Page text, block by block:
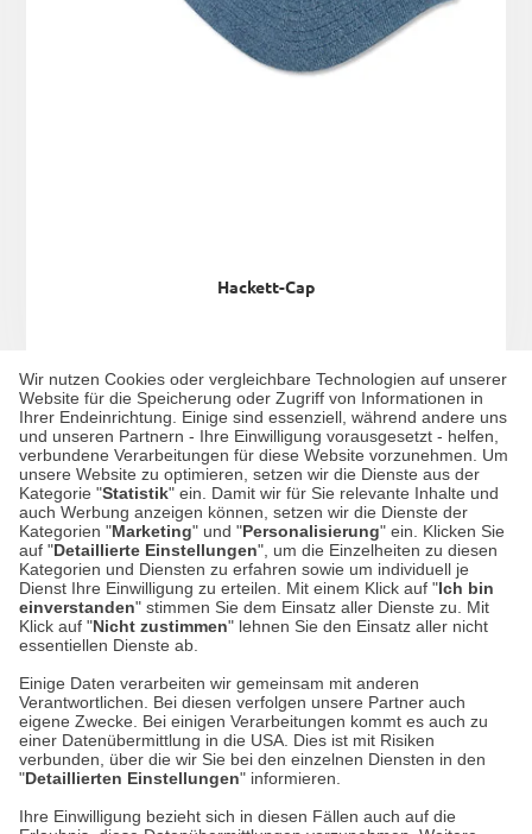
Wir nutzen Cookies oder vergleichbare Technologien auf unserer
Website für die Speicherung oder Zugriff von Informationen in
Ihrer Endeinrichtung. Einige sind essenziell, während andere uns
und unseren Partnern - Ihre Einwilligung vorausgesetzt - helfen,
verbundene Verarbeitungen für diese Website vorzunehmen. Um
unsere Website zu optimieren, setzen wir die Dienste aus der
Kategorie "Statistik" ein. Damit wir für Sie relevante Inhalte und
auch Werbung anzeigen können, setzen wir die Dienste der
Kategorien "Marketing" und "Personalisierung" ein. Klicken Sie
auf "Detaillierte Einstellungen", um die Einzelheiten zu diesen
Kategorien und Diensten zu erfahren sowie um individuell je
Dienst Ihre Einwilligung zu erteilen. Mit einem Klick auf "Ich bin
einverstanden" stimmen Sie dem Einsatz aller Dienste zu. Mit
Klick auf "Nicht zustimmen" lehnen Sie den Einsatz aller nicht
essentiellen Dienste ab.
Einige Daten verarbeiten wir gemeinsam mit anderen
Verantwortlichen. Bei diesen verfolgen unsere Partner auch
eigene Zwecke. Bei einigen Verarbeitungen kommt es auch zu
einer Datenübermittlung in die USA. Dies ist mit Risiken
verbunden, über die wir Sie bei den einzelnen Diensten in den
"Detaillierten Einstellungen" informieren.
Ihre Einwilligung bezieht sich in diesen Fällen auch auf die
Hackett-Cap
54,90 €*
mehr Herrenmode von Hackett
Datenschutz
Impressum